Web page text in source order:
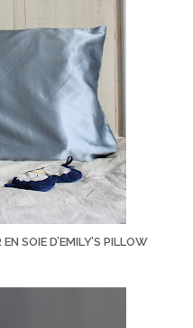
SOIE D’EMILY’S PILLOW